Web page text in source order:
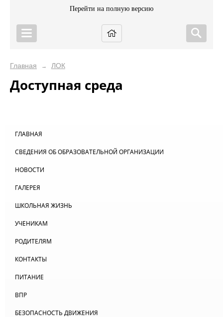
Перейти на полную версию
Главная → ЛОК
Доступная среда
ГЛАВНАЯ
СВЕДЕНИЯ ОБ ОБРАЗОВАТЕЛЬНОЙ ОРГАНИЗАЦИИ
НОВОСТИ
ГАЛЕРЕЯ
ШКОЛЬНАЯ ЖИЗНЬ
УЧЕНИКАМ
РОДИТЕЛЯМ
КОНТАКТЫ
ПИТАНИЕ
ВПР
БЕЗОПАСНОСТЬ ДВИЖЕНИЯ